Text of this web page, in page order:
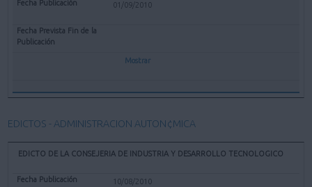
01/09/2010
Mostrar
EDICTOS - ADMINISTRACION AUTON¢MICA
EDICTO DE LA CONSEJERIA DE INDUSTRIA Y DESARROLLO TECNOLOGICO
10/08/2010